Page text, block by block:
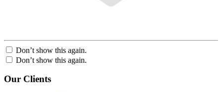
Don’t show this again.
Don’t show this again.
Our Clients